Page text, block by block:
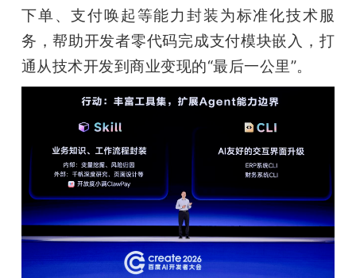
开
课
中
心
下单、支付唤起等能力封装为标准化技术服
务，帮助开发者零代码完成支付模块嵌入，打
通从技术开发到商业变现的“最后一公里”。